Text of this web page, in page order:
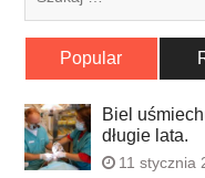
Popular
Biel
długie lata.
11 stycznia